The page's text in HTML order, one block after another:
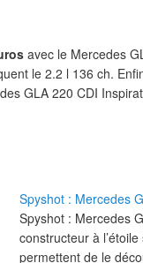
avec le Mercedes
le 2.2 l 136 ch.
GLA 220 CDI
Spyshot : Mercedes
Spyshot : Mercedes
constructeur à
permettent de le